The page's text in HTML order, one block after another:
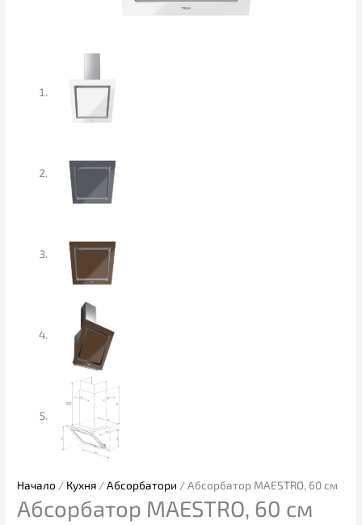
Начало / Кухня /Абсорбатори / Абсорбатор MAESTRO, 60 см
Абсорбатор MAESTRO, 60 см